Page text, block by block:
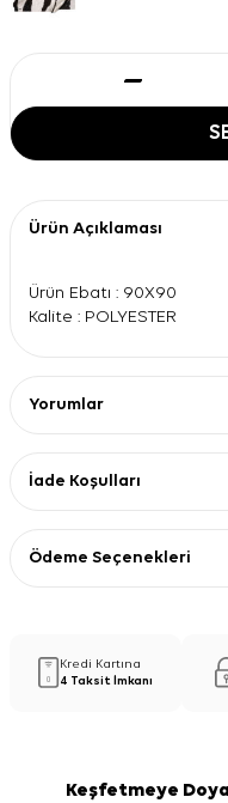
Ürün Açıklaması
Ürün Ebatı : 90X90
Kalite : POLYESTER
Yorumlar
İade Koşulları
Ödeme Seçenekleri
Kredi Kartına
4 Taksit İmkanı
Keşfetmeye